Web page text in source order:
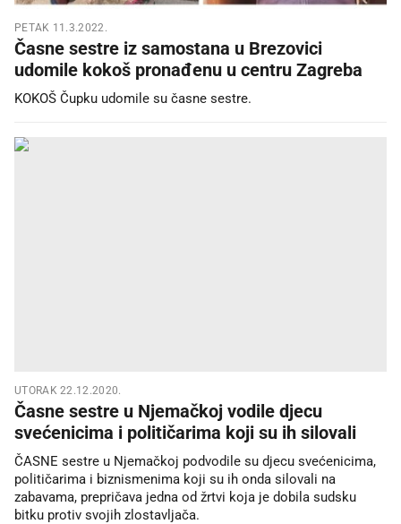
PETAK 11.3.2022.
Časne sestre iz samostana u Brezovici
udomile kokoš pronađenu u centru Zagreba
KOKOŠ Čupku udomile su časne sestre.
UTORAK 22.12.2020.
Časne sestre u Njemačkoj vodile djecu
svećenicima i političarima koji su ih silovali
ČASNE sestre u Njemačkoj podvodile su djecu svećenicima,
političarima i biznismenima koji su ih onda silovali na
zabavama, prepričava jedna od žrtvi koja je dobila sudsku
bitku protiv svojih zlostavljača.